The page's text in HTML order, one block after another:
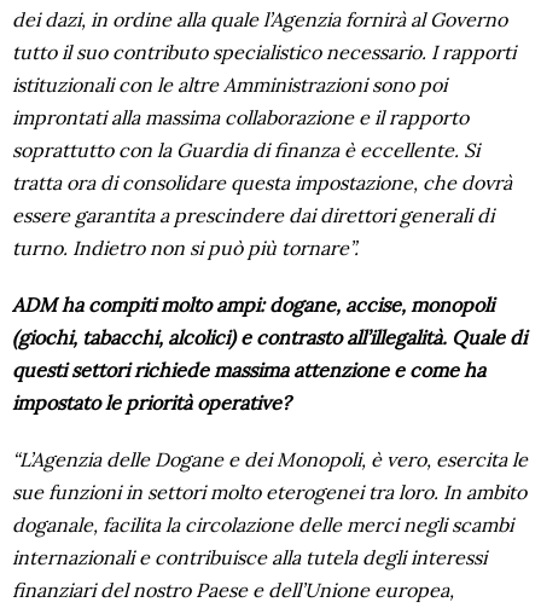
dei dazi, in ordine alla quale l’Agenzia fornirà al Governo
tutto il suo contributo specialistico necessario. I rapporti
istituzionali con le altre Amministrazioni sono poi
improntati alla massima collaborazione e il rapporto
soprattutto con la Guardia di finanza è eccellente. Si
tratta ora di consolidare questa impostazione, che dovrà
essere garantita a prescindere dai direttori generali di
turno. Indietro non si può più tornare”.
ADM ha compiti molto ampi: dogane, accise, monopoli
(giochi, tabacchi, alcolici) e contrasto all’illegalità. Quale di
questi settori richiede massima attenzione e come ha
impostato le priorità operative?
“L’Agenzia delle Dogane e dei Monopoli, è vero, esercita le
sue funzioni in settori molto eterogenei tra loro. In ambito
doganale, facilita la circolazione delle merci negli scambi
internazionali e contribuisce alla tutela degli interessi
finanziari del nostro Paese e dell’Unione europea,